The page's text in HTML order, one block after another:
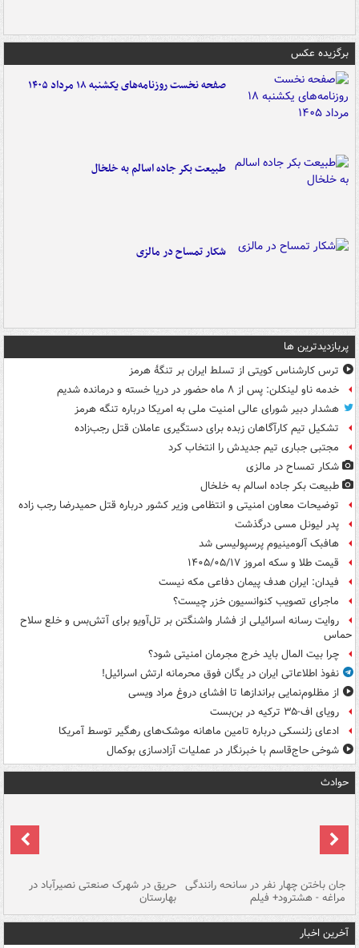
برگزیده عکس
صفحه نخست روزنامه‌های یکشنبه ۱۸ مرداد ۱۴۰۵
طبیعت بکر جاده اسالم به خلخال
شکار تمساح در مالزی
پربازدیدترین ها
ترس کارشناس کویتی از تسلط ایران بر تنگۀ هرمز
خدمه ناو لینکلن: پس از ۸ ماه حضور در دریا خسته و درمانده‌ شدیم
هشدار دبیر شورای عالی امنیت ملی به امریکا درباره تنگه هرمز
تشکیل تیم کارآگاهان زبده برای دستگیری عاملان قتل رجب‌زاده
مجتبی جباری تیم جدیدش را انتخاب کرد
شکار تمساح در مالزی
طبیعت بکر جاده اسالم به خلخال
توضیحات معاون امنیتی و انتظامی وزیر کشور درباره قتل حمیدرضا رجب زاده
پدر لیونل مسی درگذشت
هافبک آلومینیوم پرسپولیسی شد
قیمت طلا و سکه امروز ۱۴۰۵/۰۵/۱۷
فیدان: ایران هدف پیمان دفاعی مکه نیست
ماجرای تصویب کنوانسیون خزر چیست؟
روایت رسانه اسرائیلی از فشار واشنگتن بر تل‌آویو برای آتش‌بس و خلع سلاح
حماس
چرا بیت المال باید خرج مجرمان امنیتی شود؟
نفوذ اطلاعاتی ایران در یگان فوق محرمانه ارتش اسرائیل!
از مظلوم‌نمایی براندازها تا افشای دروغ مراد ویسی
رویای اف-۳۵ ترکیه در بن‌بست
ادعای زلنسکی درباره تامین ماهانه موشک‌های رهگیر توسط آمریکا
شوخی حاج‌قاسم با خبرنگار در عملیات آزادسازی بوکمال
حوادث
جان باختن چهار نفر در سانحه رانندگی
مراغه - هشترود+ فیلم
حریق در شهرک صنعتی نصیرآباد در
بهارستان
آخرین اخبار